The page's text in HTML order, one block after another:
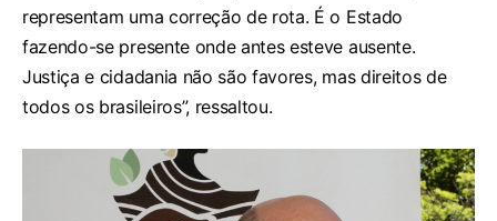
representam uma correção de rota. É o Estado
fazendo-se presente onde antes esteve ausente.
Justiça e cidadania não são favores, mas direitos de
todos os brasileiros”, ressaltou.